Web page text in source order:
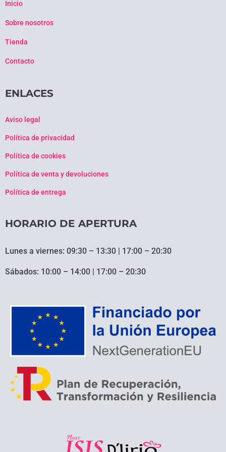
Inicio
Sobre nosotros
Tienda
Contacto
ENLACES
Aviso legal
Política de privacidad
Política de cookies
Política de venta y devoluciones
Política de entrega
HORARIO DE APERTURA
Lunes a viernes: 09:30 – 13:30 | 17:00 – 20:30
Sábados: 10:00 – 14:00 | 17:00 – 20:30